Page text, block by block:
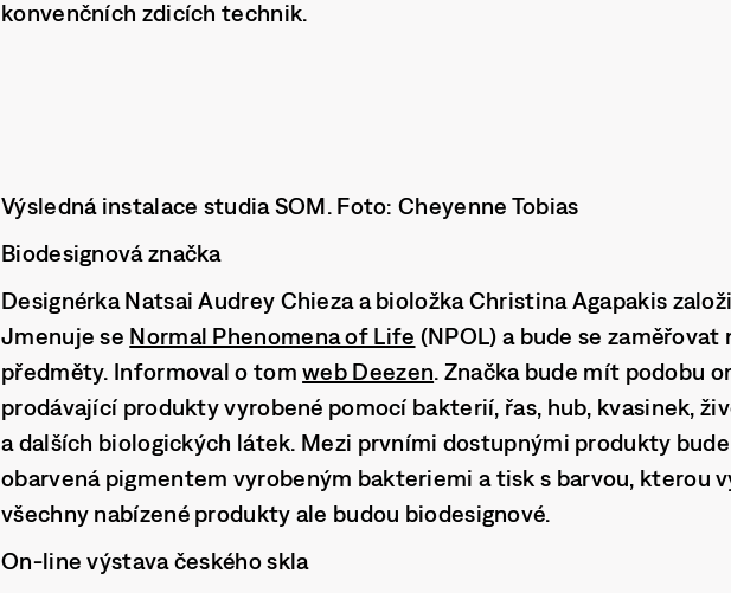
konvenčních zdicích technik.
Výsledná instalace studia SOM. Foto: Cheyenne Tobias
Biodesignová značka
Designérka Natsai Audrey Chieza a bioložka Christina Agapakis
Jmenuje se Normal Phenomena of Life (NPOL) a bude se zaměřovat
předměty. Informoval o tomweb Deezen. Značka bude mít podobu
prodávající produkty vyrobené pomocí bakterií, řas, hub, kvasinek,
a dalších biologických látek. Mezi prvními dostupnými produkty
obarvená pigmentem vyrobeným bakteriemi a tisk s barvou, kterou
všechny nabízené produkty ale budou biodesignové.
On-line výstava českého skla